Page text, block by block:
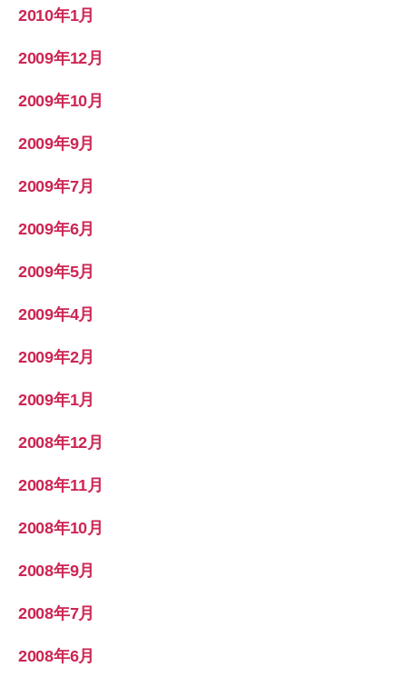
2010年1月
2009年12月
2009年10月
2009年9月
2009年7月
2009年6月
2009年5月
2009年4月
2009年2月
2009年1月
2008年12月
2008年11月
2008年10月
2008年9月
2008年7月
2008年6月